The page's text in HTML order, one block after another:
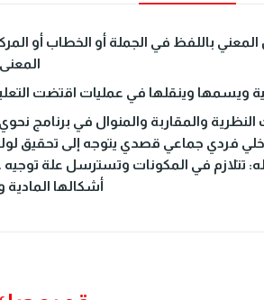
باللفظ في الجملة أو الخطاب أو
ويسمها وينقلها في عمليات اقتضت
والمقاربة والمنوال في برنامج
فردي جماعي قصدي يتوجه إلى تحقيق
تتلازم في المكونات وتسترسل علة
أشكالها المادية